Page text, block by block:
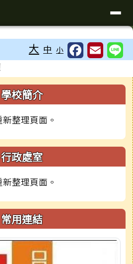
鎮國民小學全球資
大 中 小
學校簡介
整理頁面。
行政處室
整理頁面。
常用連結